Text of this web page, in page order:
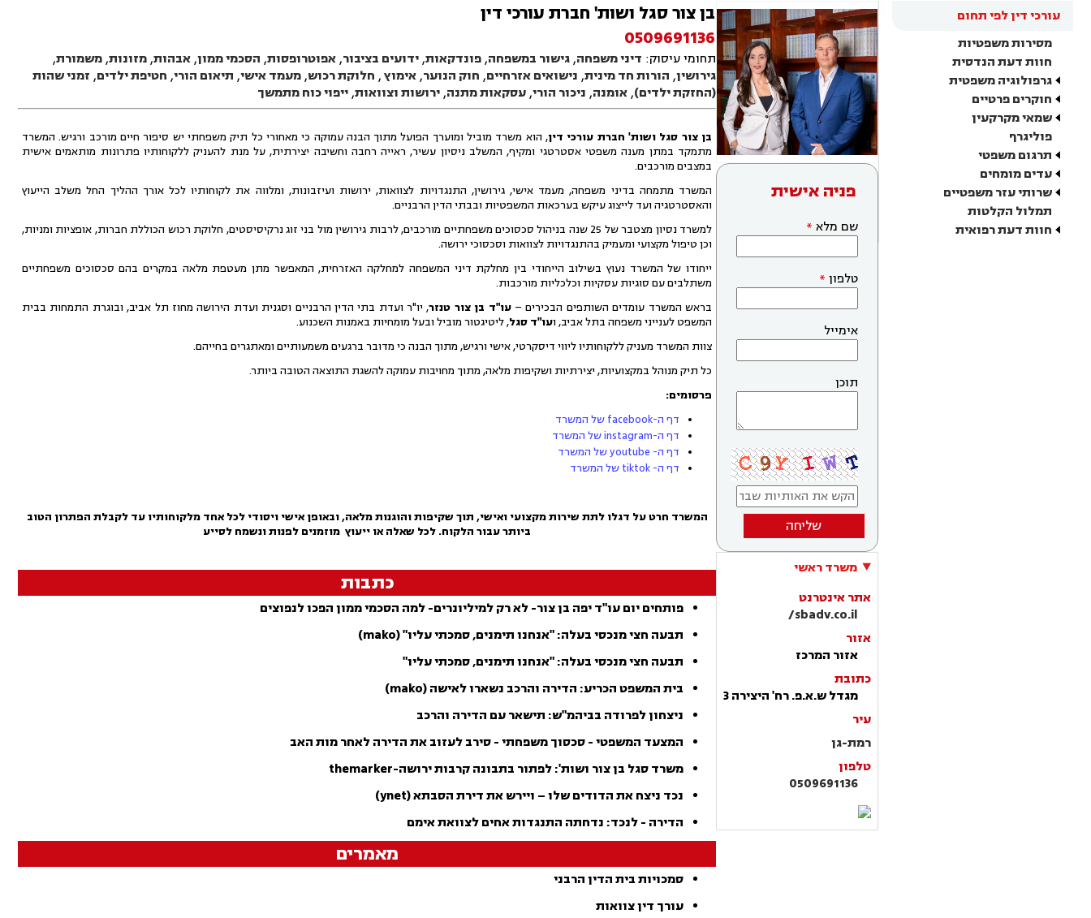
עורכי דין לפי תחום
מסירות משפטיות
חוות דעת הנדסית
גרפולוגיה משפטית
חוקרים פרטיים
שמאי מקרקעין
פוליגרף
תרגום משפטי
עדים מומחים
שרותי עזר משפטיים
תמלול הקלטות
חוות דעת רפואית
פניה אישית
שם מלא
טלפון
אימייל
תוכן
שליחה
משרד ראשי
אתר אינטרנט
sbadv.co.il/
אזור
אזור המרכז
כתובת
מגדל ש.א.פ. רח' היצירה 3
עיר
רמת-גן
טלפון
0509691136
בן צור סגל ושות' חברת עורכי דין
0509691136
תחומי עיסוק: דיני משפחה,גישור במשפחה,פונדקאות,ידועים בציבור,אפוטרופסות, הסכמי ממון,אבהות,מזונות,משמורת,
גירושין, הורות חד מינית, נישואים אזרחיים, חוק הנוער,אימוץ, חלוקת רכוש,מעמד אישי, תיאום הורי, חטיפת ילדים, זמני שהות
(החזקת ילדים),אומנה, ניכור הורי,עסקאות מתנה,ירושות וצוואות,ייפוי כוח מתמשך
בן צור סגל ושות' חברת עורכי דין, הוא משרד מוביל ומוערך הפועל מתוך הבנה עמוקה כי מאחורי כל תיק משפחתי יש סיפור חיים מורכב ורגיש. המשרד
מתמקד במתן מענה משפטי אסטרטגי ומקיף, המשלב ניסיון עשיר, ראייה רחבה וחשיבה יצירתית, על מנת להעניק ללקוחותיו פתרונות מותאמים אישית
במצבים מורכבים.
המשרד מתמחה בדיני משפחה, מעמד אישי, גירושין, התנגדויות לצוואות, ירושות ועיזבונות, ומלווה את לקוחותיו לכל אורך ההליך החל משלב הייעוץ
והאסטרטגיה ועד לייצוג עיקש בערכאות המשפטיות ובבתי הדין הרבניים.
למשרד נסיון מצטבר של 25 שנה בניהול סכסוכים משפחתיים מורכבים, לרבות גירושין מול בני זוג נרקיסיסטים, חלוקת רכוש הכוללת חברות, אופציות ומניות,
וכן טיפול מקצועי ומעמיק בהתנגדויות לצוואות וסכסוכי ירושה.
ייחודו של המשרד נעוץ בשילוב הייחודי בין מחלקת דיני המשפחה למחלקה האזרחית, המאפשר מתן מעטפת מלאה במקרים בהם סכסוכים משפחתיים
משתלבים עם סוגיות עסקיות וכלכליות מורכבות.
בראש המשרד עומדים השותפים הבכירים –עו"ד בן צור טנזר, יו"ר ועדת בתי הדין הרבניים וסגנית ועדת הירושה מחוז תל אביב, ובוגרת התמחות בבית
המשפט לענייני משפחה בתל אביב, ועו"ד סגל, ליטיגטור מוביל ובעל מומחיות באמנות השכנוע.
צוות המשרד מעניק ללקוחותיו ליווי דיסקרטי, אישי ורגיש, מתוך הבנה כי מדובר ברגעים משמעותיים ומאתגרים בחייהם.
כל תיק מנוהל במקצועיות, יצירתיות ושקיפות מלאה, מתוך מחויבות עמוקה להשגת התוצאה הטובה ביותר.
פרסומים:
דף ה-facebook של המשרד
דף ה-instagram של המשרד
דף ה- youtube של המשרד
דף ה- tiktok של המשרד
המשרד חרט על דגלו לתת שירות מקצועי ואישי, תוך שקיפות והוגנות מלאה, ובאופן אישי ויסודי לכל אחד מלקוחותיו עד לקבלת הפתרון הטוב
ביותר עבור הלקוח. לכל שאלה או ייעוץ מוזמנים לפנות ונשמח לסייע
כתבות
פותחים יום עו"ד יפה בן צור- לא רק למיליונרים- למה הסכמי ממון הפכו לנפוצים
תבעה חצי מנכסי בעלה: "אנחנו תימנים, סמכתי עליו" (mako)
תבעה חצי מנכסי בעלה: "אנחנו תימנים, סמכתי עליו"
בית המשפט הכריע: הדירה והרכב נשארו לאישה (mako)
ניצחון לפרודה בביהמ"ש: תישאר עם הדירה והרכב
המצעד המשפטי - סכסוך משפחתי - סירב לעזוב את הדירה לאחר מות האב
משרד סגל בן צור ושות': לפתור בתבונה קרבות ירושה-themarker
נכד ניצח את הדודים שלו – ויירש את דירת הסבתא (ynet)
הדירה - לנכד: נדחתה התנגדות אחים לצוואת אימם
מאמרים
סמכויות בית הדין הרבני
עורך דין צוואות